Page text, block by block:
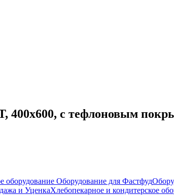
с тефлоновым
оборудование Оборудование для Фастфуд
и УценкаХлебопекарное и кондитерское